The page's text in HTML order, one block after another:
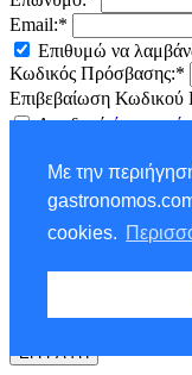
Με την
cookies.
Email:*
Επιθυμώ να
Κωδικός Πρόσβασης:*
Επιβεβαίωση
Αποδοχήόρων
Ονομα:*
ΕΓΓΡΑΦΗ